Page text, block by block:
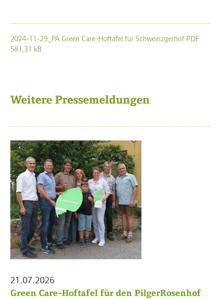
2024-11-29_PA Green Care-Hoftafel für Schweinzgerhof PDF
581,31 kB
Weitere Pressemeldungen
21.07.2026
Green Care-Hoftafel für den PilgerRosenhof